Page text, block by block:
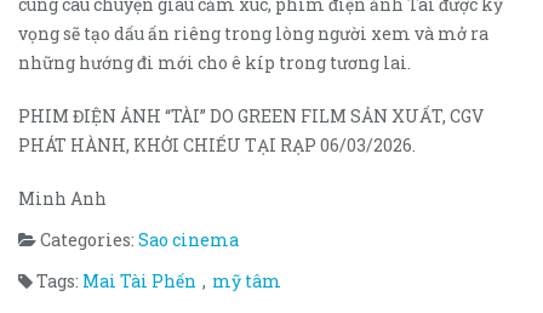
vọng sẽ tạo dấu ấn riêng trong lòng người xem và mở ra
những hướng đi mới cho ê kíp trong tương lai.
PHIM ĐIỆN ẢNH “TÀI” DO GREEN FILM SẢN XUẤT, CGV
PHÁT HÀNH, KHỞI CHIẾU TẠI RẠP 06/03/2026.
Minh Anh
Categories: Sao cinema
Tags: Mai Tài Phến , mỹ tâm